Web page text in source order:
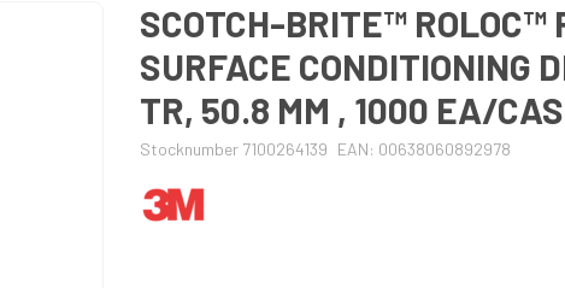
SCOTCH-BRITE™ ROLOC™
SURFACE CONDITIONING
TR, 50.8 MM , 1000 EA/
Stocknumber 7100264139 EAN: 00638060892978